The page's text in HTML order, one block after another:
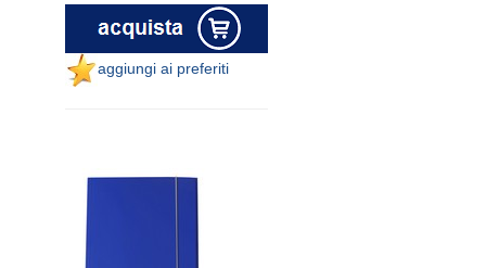
aggiungi ai preferiti